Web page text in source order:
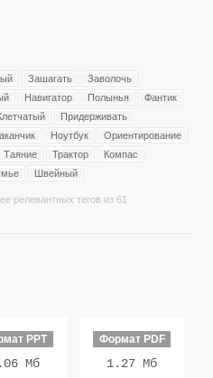
Зашагать
Заволочь
Навигатор Полынья
Фантик
Придерживать
Ноутбук
Ориентирование
Таяние Трактор
Компас
Швейный
релевантных тегов из 61
PPT
Мб
Формат PDF
1.27 Мб